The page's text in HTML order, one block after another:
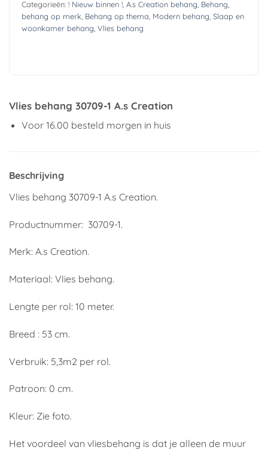
Categorieën: ! Nieuw binnen !, A.s Creation behang, Behang,
behang op merk, Behang op thema, Modern behang, Slaap en
woonkamer behang, Vlies behang
Vlies behang 30709-1 A.s Creation
Voor 16.00 besteld morgen in huis
Beschrijving
Vlies behang 30709-1 A.s Creation.
Productnummer: 30709-1.
Merk: A.s Creation.
Materiaal: Vlies behang.
Lengte per rol: 10 meter.
Breed : 53 cm.
Verbruik: 5,3m2 per rol.
Patroon: 0 cm.
Kleur: Zie foto.
Het voordeel van vliesbehang is dat je alleen de muur